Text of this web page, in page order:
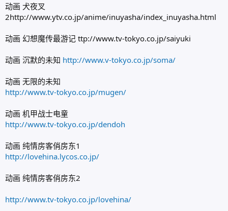
动画 犬夜叉
2http://www.ytv.co.jp/anime/inuyasha/index_inuyasha.html
动画 幻想魔传最游记 ttp://www.tv-tokyo.co.jp/saiyuki
动画 沉默的未知 http://www.v-tokyo.co.jp/soma/
动画 无限的未知
http://www.tv-tokyo.co.jp/mugen/
动画 机甲战士电童
http://www.tv-tokyo.co.jp/dendoh
动画 纯情房客俏房东1
http://lovehina.lycos.co.jp/
动画 纯情房客俏房东2
http://www.tv-tokyo.co.jp/lovehina/